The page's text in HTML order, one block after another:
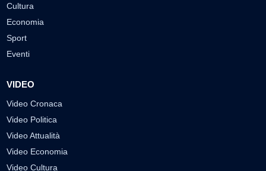
Cultura
Economia
Sport
Eventi
VIDEO
Video Cronaca
Video Politica
Video Attualità
Video Economia
Video Cultura